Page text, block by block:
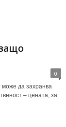
0
да захранва
– цената, за